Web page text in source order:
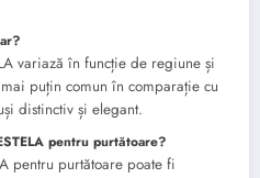
variază în funcție de regiune și
puțin comun în comparație cu
distinctiv și elegant.
pentru purtătoare?
pentru purtătoare poate fi